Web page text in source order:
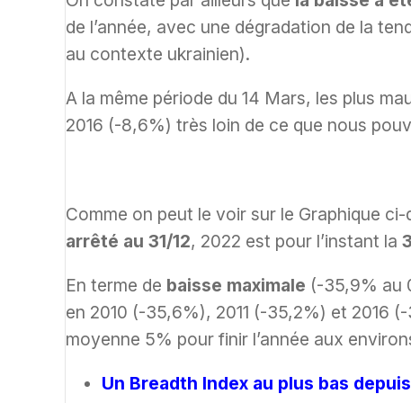
de l’année, avec une dégradation de la
au contexte ukrainien).
A la même période du 14 Mars, les plus
2016 (-8,6%) très loin de ce que nous
Comme on peut le voir sur le Graphique
arrêté au 31/12, 2022 est pour l’instant la
En terme de baisse maximale (-35,9% au
en 2010 (-35,6%), 2011 (-35,2%) et 2016
moyenne 5% pour finir l’année aux
Un Breadth Index au plus bas